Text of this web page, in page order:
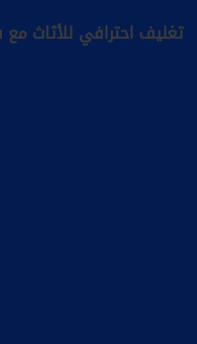
تغليف احترافي للأثاث